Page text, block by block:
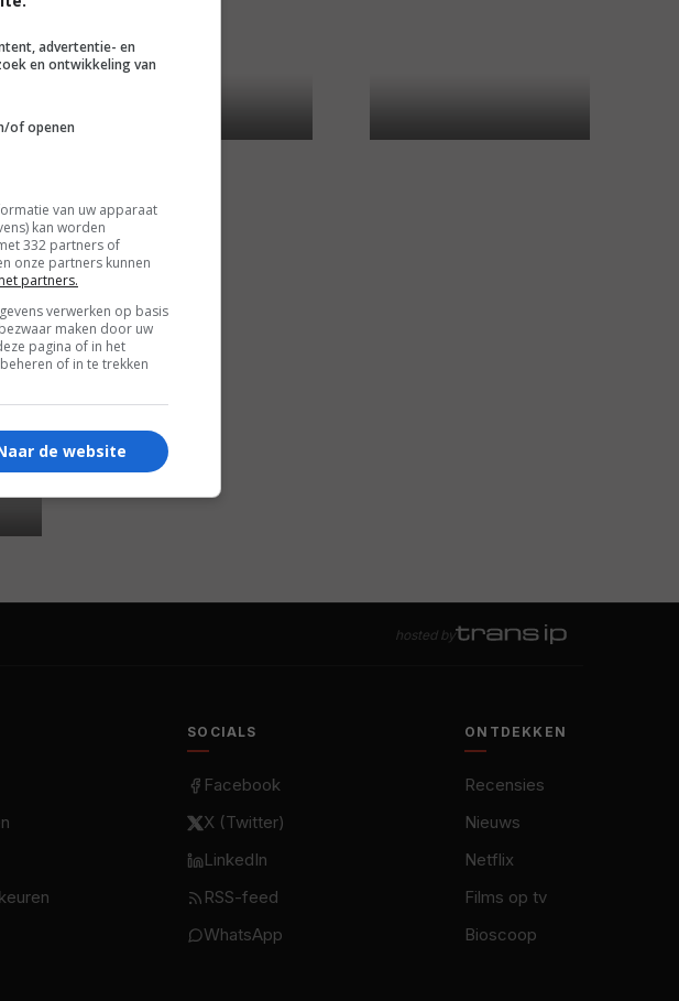
hosted by
SOCIALS
Facebook
X (Twitter)
LinkedIn
RSS-feed
WhatsApp
ONTDEKKEN
Recensies
Nieuws
Netflix
Films op tv
Bioscoop
advertentie- en
en ontwikkeling van
of openen
van uw apparaat
kan worden
332 partners of
onze partners kunnen
partners.
verwerken op basis
maken door uw
pagina of in het
of in te trekken
de website